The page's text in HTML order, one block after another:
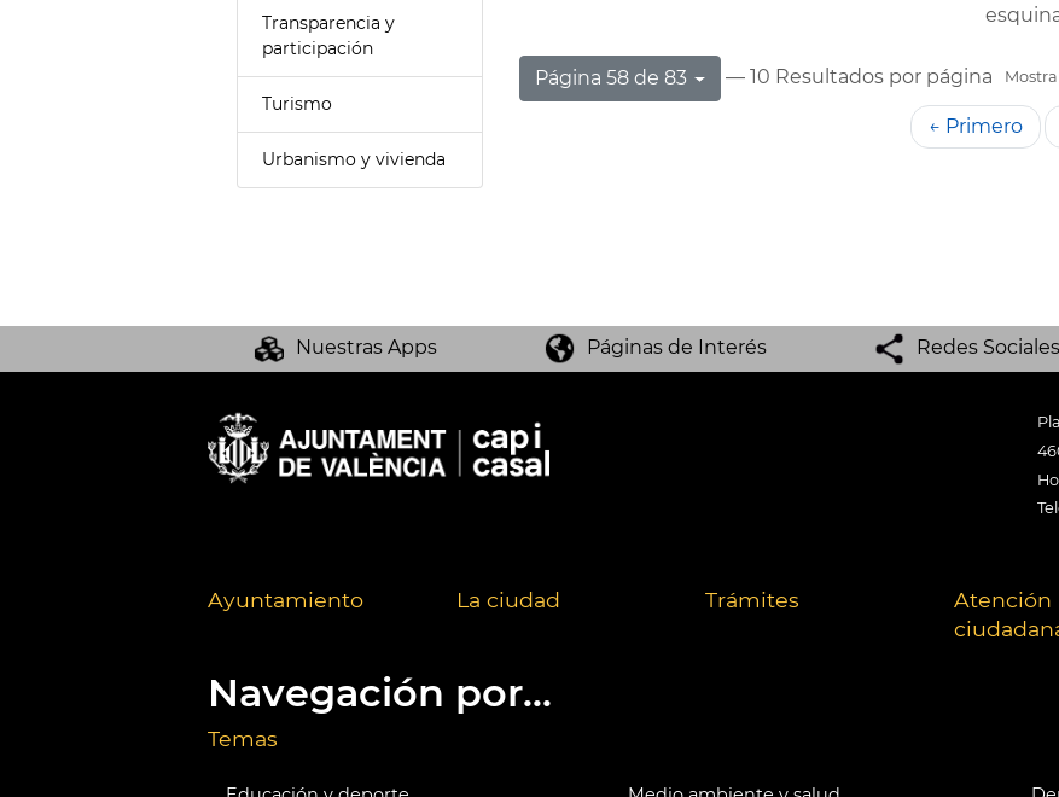
Transparencia y
participación
Turismo
Urbanismo y vivienda
Página 58 de 83 — 10 Resultados por página
← Primero
Nuestras Apps Páginas de Interés Redes Sociales
Ayuntamiento La ciudad Trámites
Atención
Navegación por...
Temas